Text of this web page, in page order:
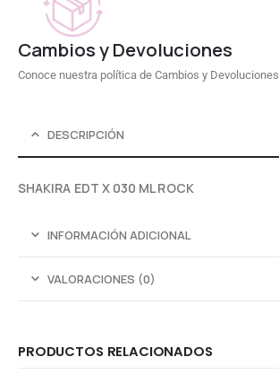
Cambios y Devoluciones
Conoce nuestra política de Cambios y Devoluciones
DESCRIPCIÓN
SHAKIRA EDT X 030 ML ROCK
INFORMACIÓN ADICIONAL
VALORACIONES (0)
PRODUCTOS RELACIONADOS